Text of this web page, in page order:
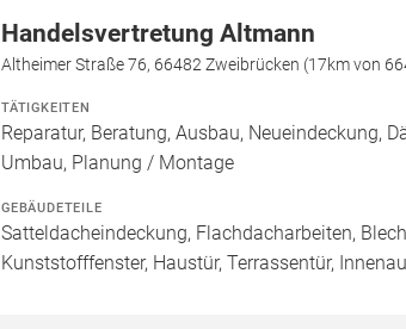
Handelsvertretung Altmann
Altheimer Straße 76, 66482 Zweibrücken (17km von
TÄTIGKEITEN
Reparatur, Beratung, Ausbau, Neueindeckung,
Umbau, Planung / Montage
GEBÄUDETEILE
Satteldacheindeckung, Flachdacharbeiten,
Kunststofffenster, Haustür, Terrassentür,